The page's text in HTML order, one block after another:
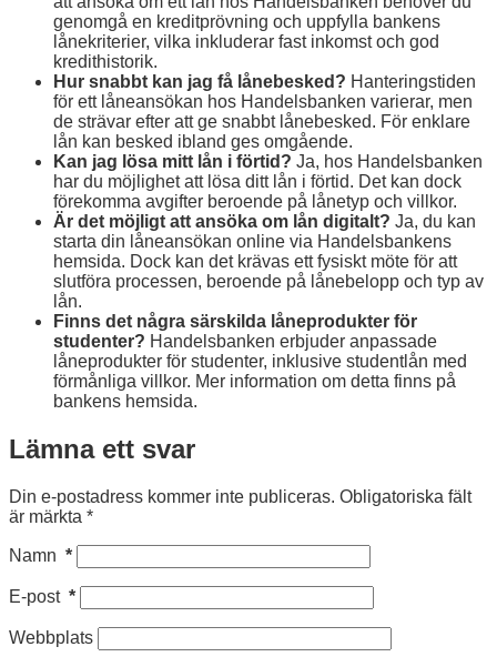
genomgå en kreditprövning och uppfylla bankens
lånekriterier, vilka inkluderar fast inkomst och god
kredithistorik.
Hur snabbt kan jag få lånebesked? Hanteringstiden
för ett låneansökan hos Handelsbanken varierar, men
de strävar efter att ge snabbt lånebesked. För enklare
lån kan besked ibland ges omgående.
Kan jag lösa mitt lån i förtid? Ja, hos Handelsbanken
har du möjlighet att lösa ditt lån i förtid. Det kan dock
förekomma avgifter beroende på lånetyp och villkor.
Är det möjligt att ansöka om lån digitalt? Ja, du kan
starta din låneansökan online via Handelsbankens
hemsida. Dock kan det krävas ett fysiskt möte för att
slutföra processen, beroende på lånebelopp och typ av
lån.
Finns det några särskilda låneprodukter för
studenter? Handelsbanken erbjuder anpassade
låneprodukter för studenter, inklusive studentlån med
förmånliga villkor. Mer information om detta finns på
bankens hemsida.
Lämna ett svar
Din e-postadress kommer inte publiceras. Obligatoriska fält
är märkta *
Namn *
E-post *
Webbplats